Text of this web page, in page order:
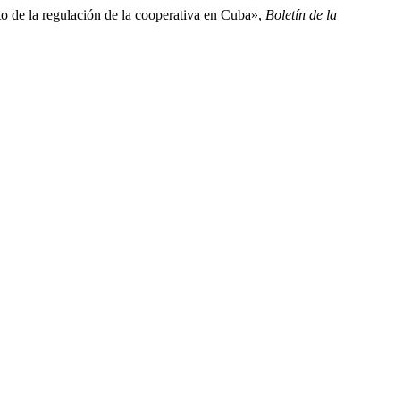
de la regulación de la cooperativa en Cuba», Boletín de la